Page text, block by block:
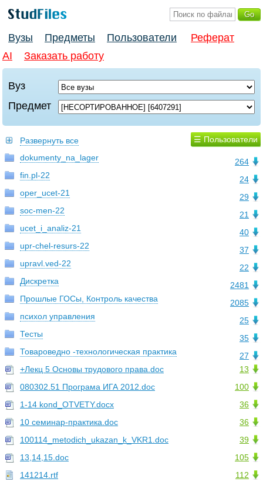
Вузы Предметы Пользователи
Реферат
AI
Заказать работу
Вуз
Предмет
☰ Пользователи
Развернуть все
264
dokumenty_na_lager
24
fin.pl-22
29
oper_ucet-21
21
soc-men-22
40
ucet_i_analiz-21
37
upr-chel-resurs-22
22
upravl.ved-22
2481
Дискретка
2085
Прошлые ГОСы, Контроль качества
25
психол управления
35
Тесты
27
Товароведно -технологическая практика
13
+Лекц 5 Основы трудового права.doc
100
080302.51 Програма ИГА 2012.doc
36
1-14 kond_OTVETY.docx
36
10 семинар-практика.doc
39
100114_metodich_ukazan_k_VKR1.doc
105
13,14,15.doc
112
141214.rtf